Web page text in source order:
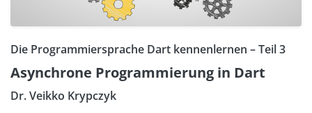
Die Programmiersprache Dart kennenlernen – Teil 3
Asynchrone Programmierung in Dart
Dr. Veikko Krypczyk